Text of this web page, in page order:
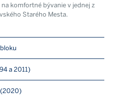
a 2011)
(2020)
komfortné bývanie v jednej z
Starého Mesta.